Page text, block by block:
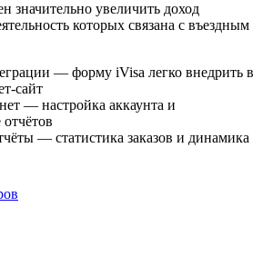
значительно увеличить доход
которых связана с въездным
— форму iVisa легко внедрить в
сайт
— настройка аккаунта и
— статистика заказов и динамика